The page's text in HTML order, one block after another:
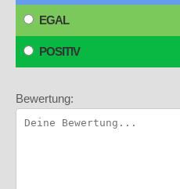
EGAL
POSITIV
Bewertung: